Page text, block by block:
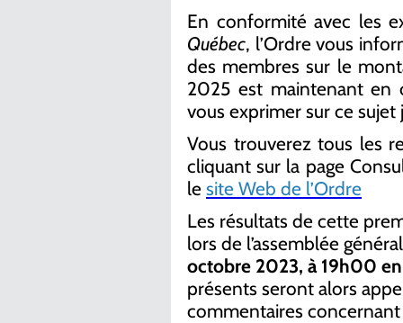
En conformité avec les
Québec, l’Ordre vous
des membres sur le
2025 est maintenant en
vous exprimer sur ce sujet
Vous trouverez tous les
cliquant sur la page
le site Web de l’Ordre
Les résultats de cette
lors de l’assemblée
octobre 2023, à 19h00
présents seront alors
commentaires